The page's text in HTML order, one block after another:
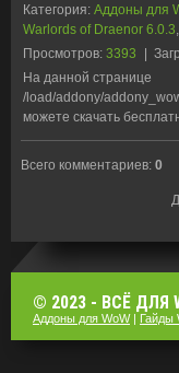
Категория: Аддоны для
Warlords of Draenor 6.0.3
Просмотров: 3393 |
На данной странице
/load/addony/
можете скачать
Всего комментариев: 0
© 2023 - ВСЁ
Аддоны для WoW| Гайды